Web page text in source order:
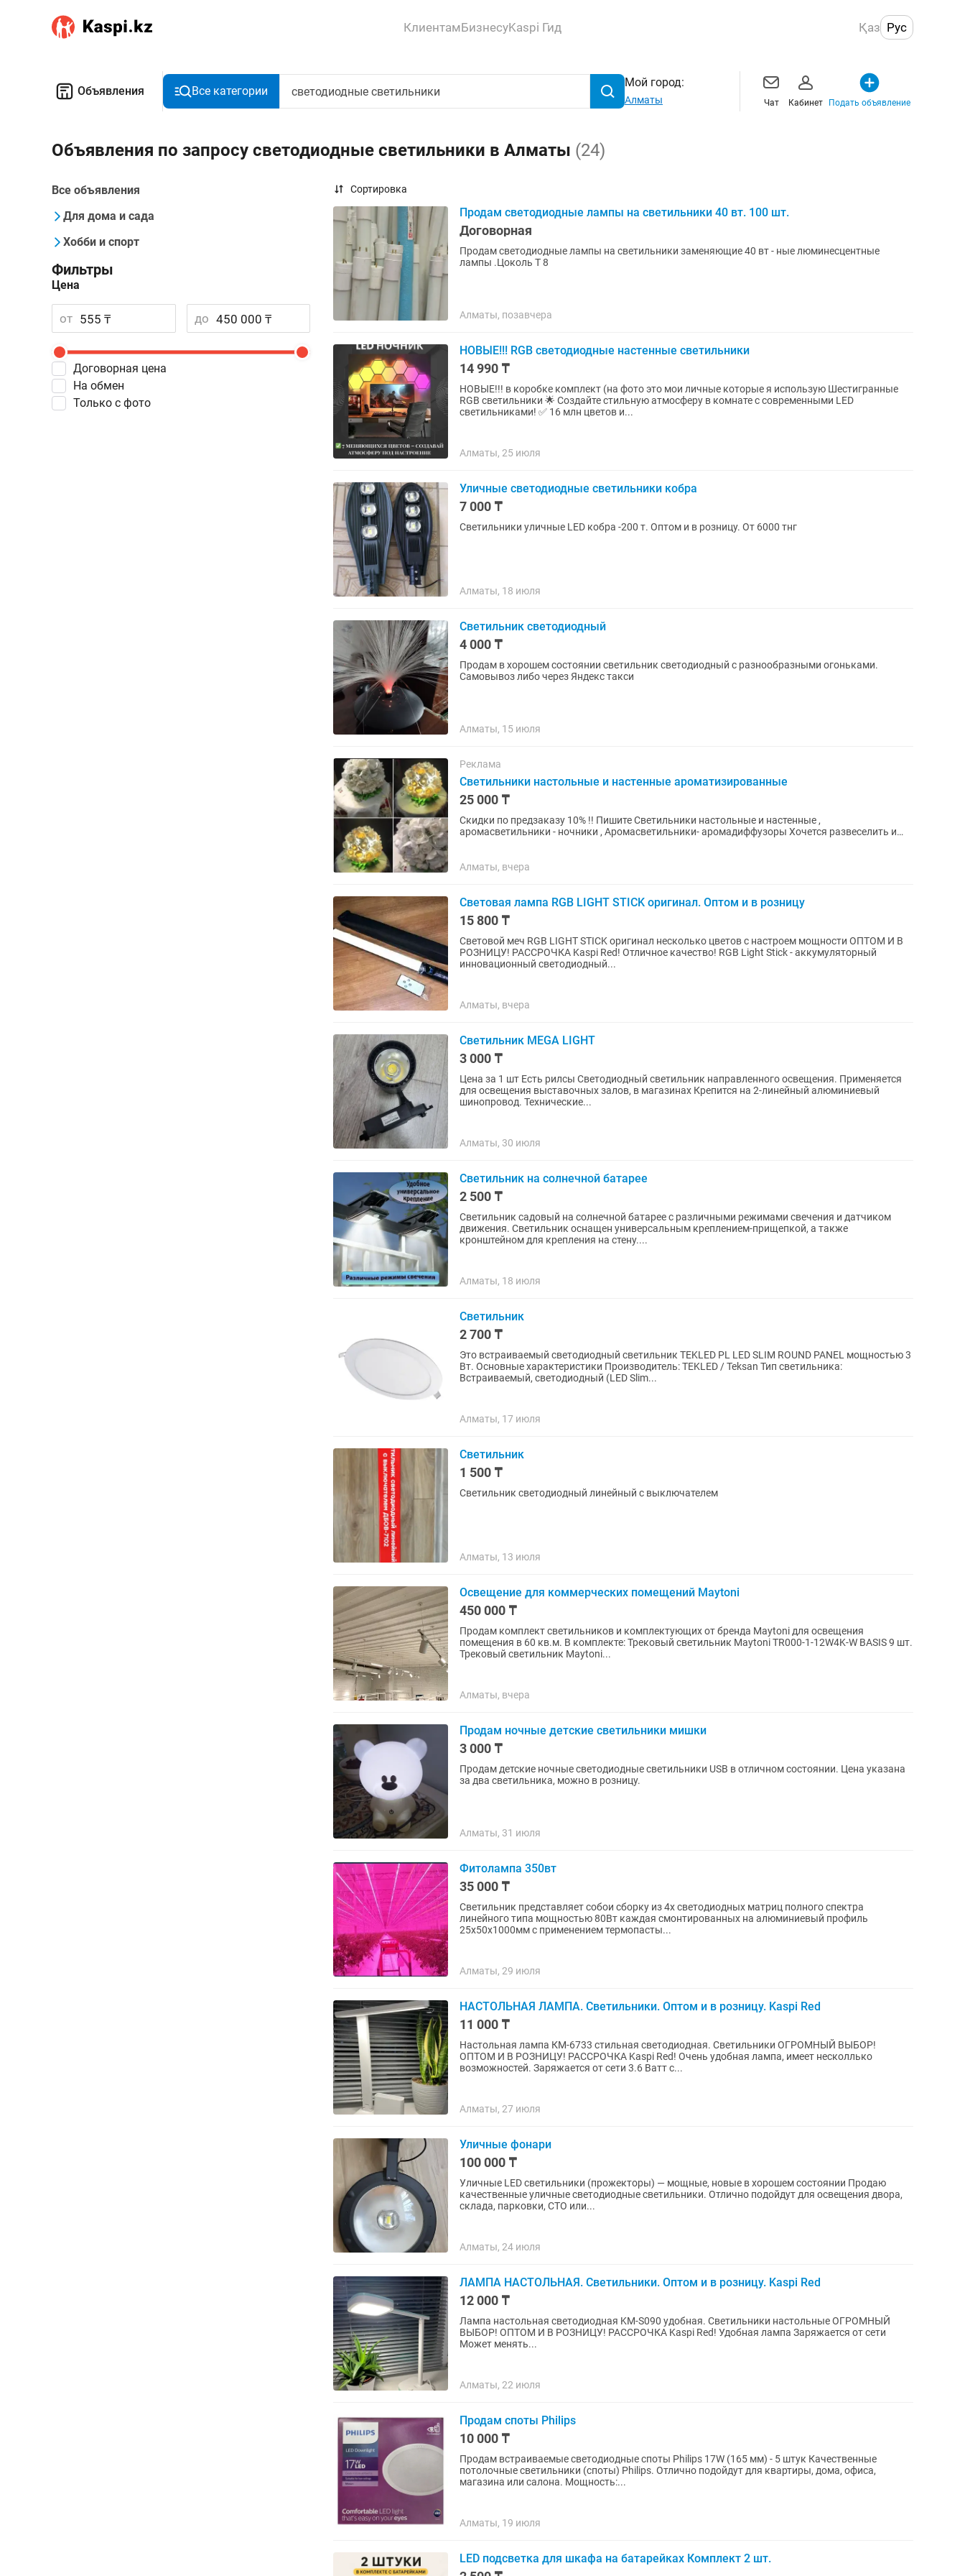
КлиентамБизнесуKaspi Гид Қаз Рус
Объявления Все категории
Мой город:
Алматы Чат Кабинет Подать объявление
Объявления по запросу светодиодные светильники в Алматы (24)
Все объявления
Для дома и сада
Хобби и спорт
Фильтры
Цена
от до
Договорная цена
На обмен
Только с фото
Сортировка
Продам светодиодные лампы на светильники 40 вт. 100 шт.
Договорная
Продам светодиодные лампы на светильники заменяющие 40 вт - ные люминесцентные
лампы .Цоколь T 8
Алматы, позавчера
НОВЫЕ!!! RGB светодиодные настенные светильники
14 990 ₸
НОВЫЕ!!! в коробке комплект (на фото это мои личные которые я использую Шестигранные
RGB светильники 🌟 Создайте стильную атмосферу в комнате с современными LED
светильниками! ✅ 16 млн цветов и...
Алматы, 25 июля
Уличные светодиодные светильники кобра
7 000 ₸
Светильники уличные LED кобра -200 т. Оптом и в розницу. От 6000 тнг
Алматы, 18 июля
Светильник светодиодный
4 000 ₸
Продам в хорошем состоянии светильник светодиодный с разнообразными огоньками.
Самовывоз либо через Яндекс такси
Алматы, 15 июля
Реклама
Светильники настольные и настенные ароматизированные
25 000 ₸
Скидки по предзаказу 10% !! Пишите Светильники настольные и настенные ,
аромасветильники - ночники , Аромасветильники- аромадиффузоры Хочется развеселить и
Алматы, вчера
Световая лампа RGB LIGHT STICK оригинал. Оптом и в розницу
15 800 ₸
Световой меч RGB LIGHT STICK оригинал несколько цветов с настроем мощности ОПТОМ И В
РОЗНИЦУ! РАССРОЧКА Kaspi Red! Отличное качество! RGB Light Stick - аккумуляторный
инновационный светодиодный...
Алматы, вчера
Светильник MEGA LIGHT
3 000 ₸
Цена за 1 шт Есть рилсы Светодиодный светильник направленного освещения. Применяется
для освещения выставочных залов, в магазинах Крепится на 2-линейный алюминиевый
шинопровод. Технические...
Алматы, 30 июля
Светильник на солнечной батарее
2 500 ₸
Светильник садовый на солнечной батарее с различными режимами свечения и датчиком
движения. Светильник оснащен универсальным креплением-прищепкой, а также
кронштейном для крепления на стену....
Алматы, 18 июля
Светильник
2 700 ₸
Это встраиваемый светодиодный светильник TEKLED PL LED SLIM ROUND PANEL мощностью 3
Вт. Основные характеристики Производитель: TEKLED / Teksan Тип светильника:
Встраиваемый, светодиодный (LED Slim...
Алматы, 17 июля
Светильник
1 500 ₸
Светильник светодиодный линейный с выключателем
Алматы, 13 июля
Освещение для коммерческих помещений Maytoni
450 000 ₸
Продам комплект светильников и комплектующих от бренда Maytoni для освещения
помещения в 60 кв.м. В комплекте: Трековый светильник Maytoni TR000-1-12W4K-W BASIS 9 шт.
Трековый светильник Maytoni...
Алматы, вчера
Продам ночные детские светильники мишки
3 000 ₸
Продам детские ночные светодиодные светильники USB в отличном состоянии. Цена указана
за два светильника, можно в розницу.
Алматы, 31 июля
Фитолампа 350вт
35 000 ₸
Светильник представляет собои сборку из 4х светодиодных матриц полного спектра
линейного типа мощностью 80Вт каждая смонтированных на алюминиевый профиль
25х50х1000мм с применением термопасты...
Алматы, 29 июля
НАСТОЛЬНАЯ ЛАМПА. Светильники. Оптом и в розницу. Kaspi Red
11 000 ₸
Настольная лампа КМ-6733 стильная светодиодная. Светильники ОГРОМНЫЙ ВЫБОР!
ОПТОМ И В РОЗНИЦУ! РАССРОЧКА Kaspi Red! Очень удобная лампа, имеет несколлько
возможностей. Заряжается от сети 3.6 Ватт с...
Алматы, 27 июля
Уличные фонари
100 000 ₸
Уличные LED светильники (прожекторы) — мощные, новые в хорошем состоянии Продаю
качественные уличные светодиодные светильники. Отлично подойдут для освещения двора,
склада, парковки, СТО или...
Алматы, 24 июля
ЛАМПА НАСТОЛЬНАЯ. Светильники. Оптом и в розницу. Kaspi Red
12 000 ₸
Лампа настольная светодиодная KM-S090 удобная. Светильники настольные ОГРОМНЫЙ
ВЫБОР! ОПТОМ И В РОЗНИЦУ! РАССРОЧКА Kaspi Red! Удобная лампа Заряжается от сети
Может менять...
Алматы, 22 июля
Продам споты Philips
10 000 ₸
Продам встраиваемые светодиодные споты Philips 17W (165 мм) - 5 штук Качественные
потолочные светильники (споты) Philips. Отлично подойдут для квартиры, дома, офиса,
магазина или салона. Мощность:...
Алматы, 19 июля
LED подсветка для шкафа на батарейках Комплект 2 шт.